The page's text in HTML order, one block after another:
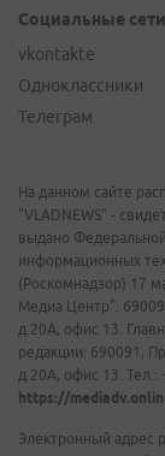
Социальные сети
vkontakte
Одноклассники
Телеграм
На данном сайте
"VLADNEWS" -
выдано
информационных
(Роскомнадзор) 17
Медиа Центр".
д.20А, офис 13.
редакции: 690091,
д.20А, офис 13. Тел.:
https://
Электронный адрес